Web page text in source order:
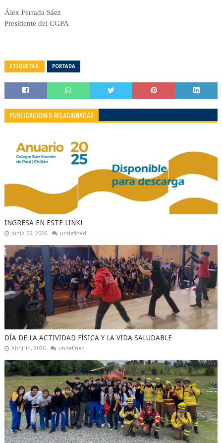
Álex Ferrada Sáez
Presidente del CGPA
ETIQUETAS: PORTADA
PUBLICACIONES RELACIONADAS
INGRESA EN ESTE LINK!
Junio 09, 2026 undefined
DÍA DE LA ACTIVIDAD FÍSICA Y LA VIDA SALUDABLE
Abril 14, 2026 undefined